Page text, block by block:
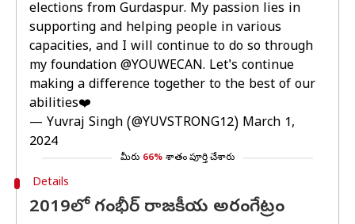
elections from Gurdaspur. My passion lies in
supporting and helping people in various
capacities, and I will continue to do so through
my foundation @YOUWECAN. Let's continue
making a difference together to the best of our
abilities❤️
— Yuvraj Singh (@YUVSTRONG12) March 1,
2024
మీరు 66% శాతం పూర్తి చేశారు
Details
2019లో గంభీర్ రాజకీయ అరంగేట్రం